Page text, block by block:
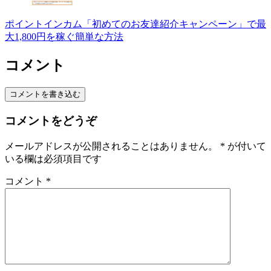
ポイントインカム「初めてのお友達紹介キャンペーン」で最
大1,800円を稼ぐ簡単な方法
コメント
コメントを書き込む
コメントをどうぞ
メールアドレスが公開されることはありません。 * が付いて
いる欄は必須項目です
コメント *